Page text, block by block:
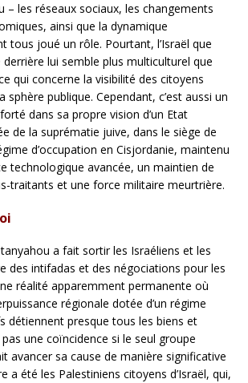
– les réseaux sociaux, les changements
ainsi que la dynamique
tous joué un rôle. Pourtant, l’Israël que
lui semble plus multiculturel que
qui concerne la visibilité des citoyens
sphère publique. Cependant, c’est aussi un
dans sa propre vision d’un Etat
de la suprématie juive, dans le siège de
d’occupation en Cisjordanie, maintenu
technologique avancée, un maintien de
traitants et une force militaire meurtrière.
a fait sortir les Israéliens et les
des intifadas et des négociations pour les
réalité apparemment permanente où
régionale dotée d’un régime
détiennent presque tous les biens et
pas une coïncidence si le seul groupe
avancer sa cause de manière significative
a été les Palestiniens citoyens d’Israël, qui,